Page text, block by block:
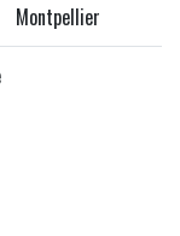
Montpellier